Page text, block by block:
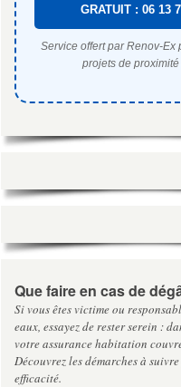
GRATUIT : 06 13
Service offert par Renov-Ex
projets de proximité
Que faire en cas de
Si vous êtes victime ou
eaux, essayez de rester serein :
votre assurance habitation
Découvrez les démarches à
efficacité.